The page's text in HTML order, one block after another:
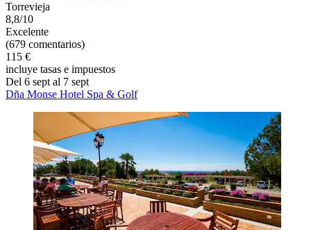
Torrevieja
8,8/10
Excelente
(679 comentarios)
115 €
incluye tasas e impuestos
Del 6 sept al 7 sept
Dña Monse Hotel Spa & Golf